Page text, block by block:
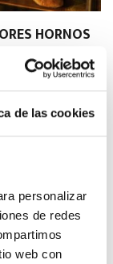
de las cookies
personalizar
de redes
web con
HORNOS
del equipo es